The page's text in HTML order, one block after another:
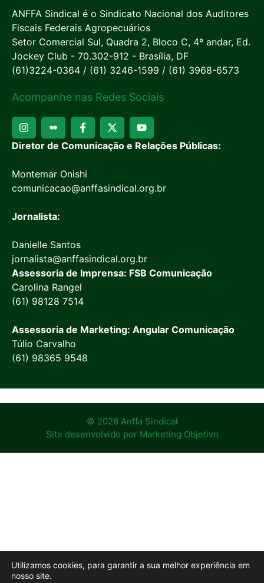
ANFFA Sindical é o Sindicato Nacional dos Auditores
Fiscais Federais Agropecuários
Setor Comercial Sul, Quadra 2, Bloco C, 4º andar, Ed.
Jockey Club - 70.302-912 - Brasília, DF
(61)3224-0364 / (61) 3246-1599 / (61) 3968-6573
Acompanhe nas Redes Sociais
Diretor de Comunicação e Relações Públicas:
Montemar Onishi
comunicacao@anffasindical.org.br
Jornalista:
Danielle Santos
jornalista@anffasindical.org.br
Assessoria de Imprensa: FSB Comunicação
Carolina Rangel
(61) 98128 7514
Assessoria de Marketing: Angular Comunicação
Túlio Carvalho
(61) 98365 9548
© 2026 Anffa Sindical
Site desenvolvido por Marketing Objetivo
Utilizamos cookies, para garantir a sua melhor experiência em
nosso site.